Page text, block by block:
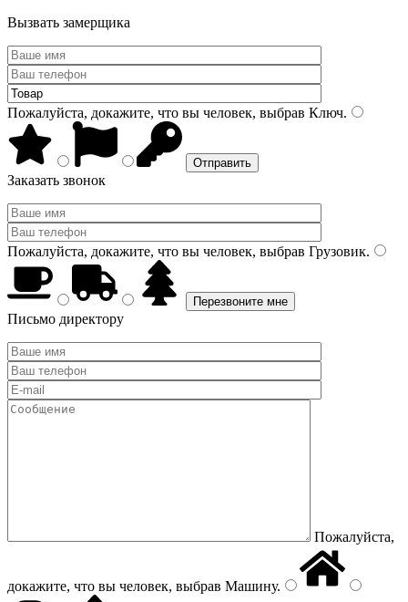
Вызвать замерщика
Пожалуйста, докажите, что вы человек, выбрав Ключ.
Заказать звонок
Пожалуйста, докажите, что вы человек, выбрав Грузовик.
Письмо директору
Пожалуйста,
докажите, что вы человек, выбрав Машину.